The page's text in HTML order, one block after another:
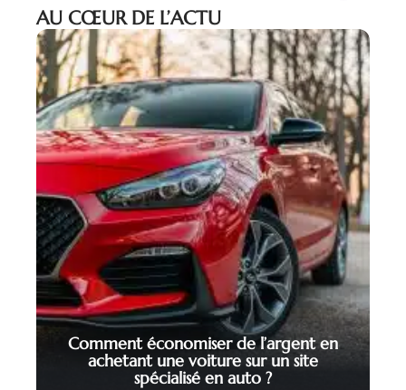
AU CŒUR DE L’ACTU
Comment économiser de l’argent en
achetant une voiture sur un site
spécialisé en auto ?